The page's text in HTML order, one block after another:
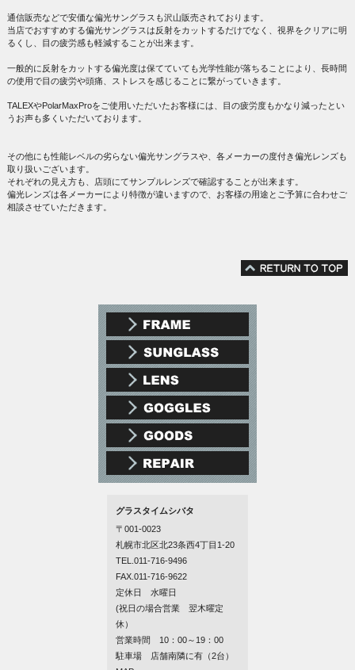
通信販売などで安価な偏光サングラスも沢山販売されております。
当店でおすすめする偏光サングラスは反射をカットするだけでなく、視界をクリアに明
るくし、目の疲労感も軽減することが出来ます。
一般的に反射をカットする偏光度は保てていても光学性能が落ちることにより、長時間
の使用で目の疲労や頭痛、ストレスを感じることに繋がっていきます。
TALEXやPolarMaxProをご使用いただいたお客様には、目の疲労度もかなり減ったとい
うお声も多くいただいております。
その他にも性能レベルの劣らない偏光サングラスや、各メーカーの度付き偏光レンズも
取り扱いございます。
それぞれの見え方も、店頭にてサンプルレンズで確認することが出来ます。
偏光レンズは各メーカーにより特徴が違いますので、お客様の用途とご予算に合わせご
相談させていただきます。
グラスタイムシバタ
〒001-0023
札幌市北区北23条西4丁目1-20
TEL.011-716-9496
FAX.011-716-9622
定休日 水曜日
(祝日の場合営業 翌木曜定
休）
営業時間 10：00～19：00
駐車場 店舗南隣に有（2台）